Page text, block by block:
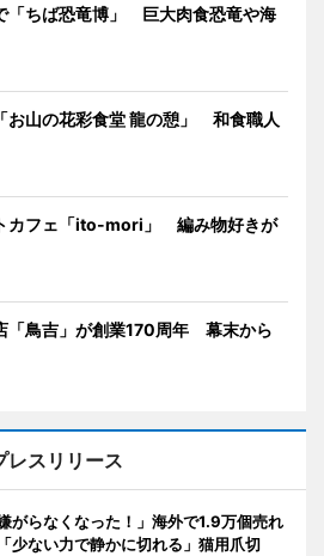
「ちば恐竜博」 巨大肉食恐竜や海
お山の花彩食堂 龍の憩」 和食職人
カフェ「ito-mori」 編み物好きが
「鳥吉」が創業170周年 幕末から
レスリリース
がらなくなった！」海外で1.9万個売れ
少ない力で静かに切れる」猫用爪切